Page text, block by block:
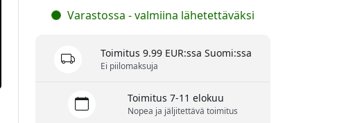
Varastossa - valmiina lähetettäväksi
Toimitus 9.99 EUR:ssa Suomi:ssa
Ei piilomaksuja
Toimitus 7-11 elokuu
Nopea ja jäljitettävä toimitus